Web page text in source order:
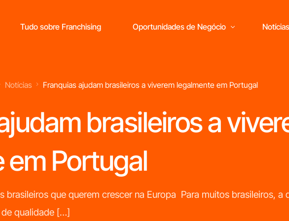
Tudo sobre Franchising Oportunidades de Negócio
Está pronto para abrir o seu
Notícias
Notícias Franquias ajudam brasileiros a viverem legalmente em Portugal
brasileiros a
em Portugal
brasileiros que querem crescer na Europa Para muitos brasileiros, a
qualidade […]